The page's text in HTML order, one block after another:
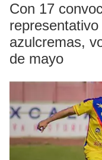
Con 17
azulcremas,
de mayo